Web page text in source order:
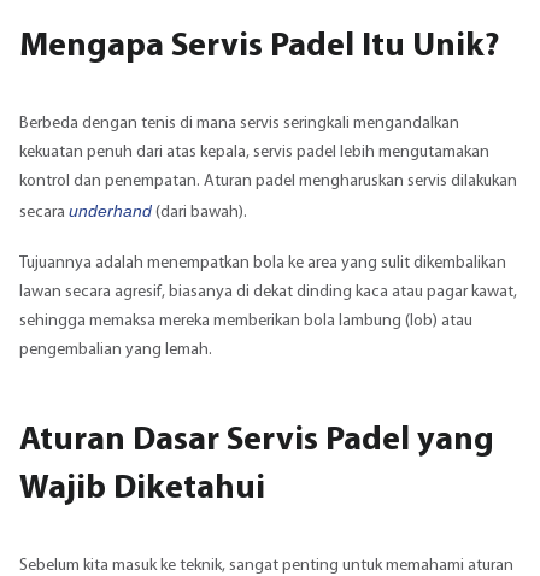
Mengapa Servis Padel Itu Unik?
Berbeda dengan tenis di mana servis seringkali mengandalkan
kekuatan penuh dari atas kepala, servis padel lebih mengutamakan
kontrol dan penempatan. Aturan padel mengharuskan servis dilakukan
secara underhand (dari bawah).
Tujuannya adalah menempatkan bola ke area yang sulit dikembalikan
lawan secara agresif, biasanya di dekat dinding kaca atau pagar kawat,
sehingga memaksa mereka memberikan bola lambung (lob) atau
pengembalian yang lemah.
Aturan Dasar Servis Padel yang
Wajib Diketahui
Sebelum kita masuk ke teknik, sangat penting untuk memahami aturan